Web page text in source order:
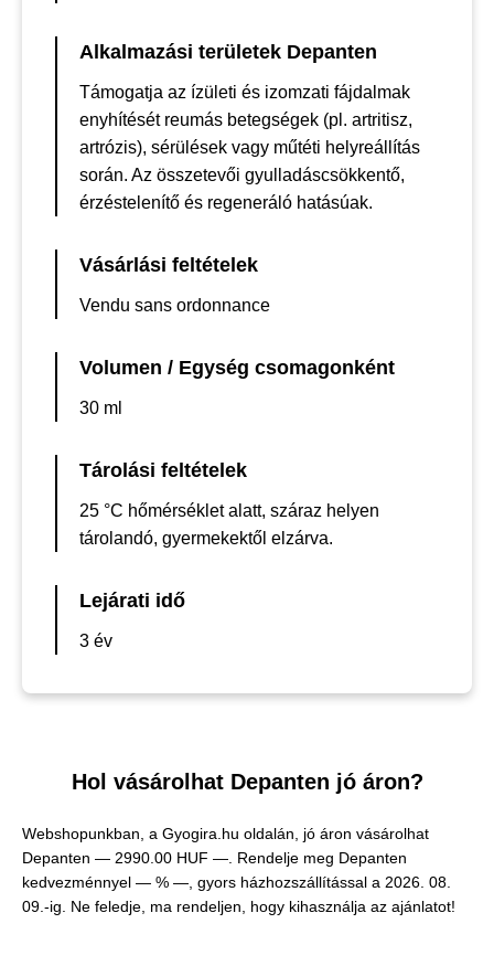
Alkalmazási területek Depanten
Támogatja az ízületi és izomzati fájdalmak
enyhítését reumás betegségek (pl. artritisz,
artrózis), sérülések vagy műtéti helyreállítás
során. Az összetevői gyulladáscsökkentő,
érzéstelenítő és regeneráló hatásúak.
Vásárlási feltételek
Vendu sans ordonnance
Volumen / Egység csomagonként
30 ml
Tárolási feltételek
25 °C hőmérséklet alatt, száraz helyen
tárolandó, gyermekektől elzárva.
Lejárati idő
3 év
Hol vásárolhat Depanten jó áron?
Webshopunkban, a Gyogira.hu oldalán, jó áron vásárolhat
Depanten — 2990.00 HUF — . Rendelje meg Depanten
kedvezménnyel — % —, gyors házhozszállítással a 2026. 08.
09.-ig. Ne feledje, ma rendeljen, hogy kihasználja az ajánlatot!